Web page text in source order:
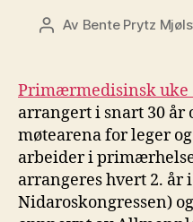
Innleggsforfatter
Av Bente Prytz
Primærmedisinsk uke
arrangert i snart 30 år
møtearena for leger
arbeider i
arrangeres hvert 2. år
Nidaroskongressen)